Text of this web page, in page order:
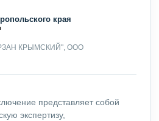
края
КРЫМСКИЙ", ООО
представляет собой
экспертизу,